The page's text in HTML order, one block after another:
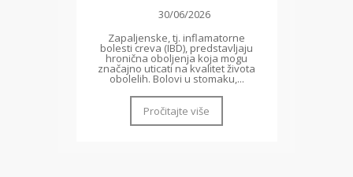
30/06/2026
Zapaljenske, tj. inflamatorne
bolesti creva (IBD), predstavljaju
hronična oboljenja koja mogu
značajno uticati na kvalitet života
obolelih. Bolovi u stomaku,...
Pročitajte više